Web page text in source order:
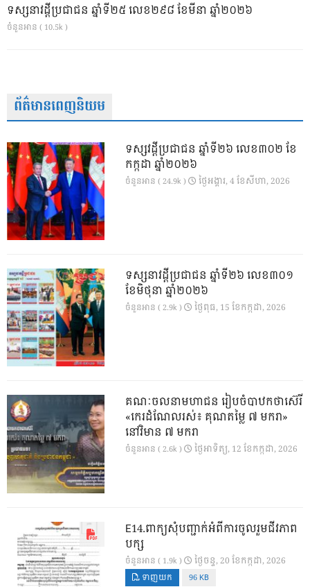
ទស្សនាវដ្ដីប្រជាជន ឆ្នាំទី២៥ លេខ២៩៨ ខែមីនា ឆ្នាំ២០២៦
ចំនួនអាន ( 10.5k )
ព័ត៌មានពេញនិយម
ទស្សវដ្តីប្រជាជន ឆ្នាំទី២៦ លេខ៣០២ ខែ
កក្កដា ឆ្នាំ២០២៦
ចំនួនអាន ( 24.9k ) ថ្ងៃ​អង្គារ, 4 ខែ​សីហា, 2026
ទស្សនាវដ្ដីប្រជាជន ឆ្នាំទី២៦ លេខ៣០១
ខែមិថុនា ឆ្នាំ២០២៦
ចំនួនអាន ( 2.9k ) ថ្ងៃ​ពុធ, 15 ខែ​កក្កដា, 2026
គណៈចលនាមហាជន រៀបចំបាឋកថាស៊េរី
«កេរដំណែលរស់៖ គុណតម្លៃ ៧ មករា»
នៅវិមាន ៧ មករា
ចំនួនអាន ( 2.6k ) ថ្ងៃ​អាទិត្យ, 12 ខែ​កក្កដា, 2026
E14.ពាក្យសុំបញ្ជាក់អំពីការចូលរួមជីវភាព
បក្ស
ចំនួនអាន ( 1.9k ) ថ្ងៃ​ចន្ទ, 20 ខែ​កក្កដា, 2026
ទាញយក 96 KB